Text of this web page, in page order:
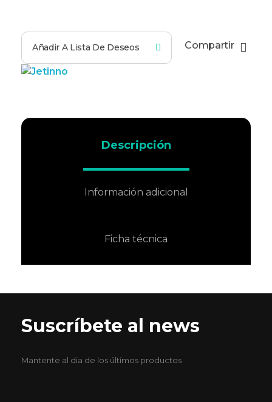
Añadir A Lista De Deseos Compartir
Descripción
Información adicional
Ficha técnica
Suscríbete al news
Mantente al dia de los últimos productos